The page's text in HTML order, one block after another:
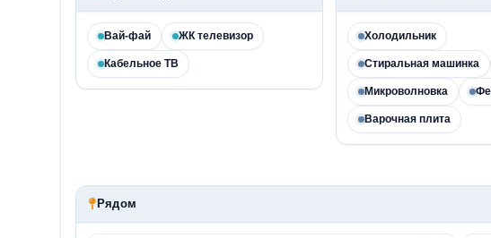
Вай-фай ЖК телевизор
Кабельное ТВ
Холодильник
Стиральная машинка
Микроволновка
Варочная плита
Рядом